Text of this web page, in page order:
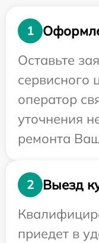
1
Оставьте
сервисного
оператор
уточнения
ремонта
2
Выезд
приедет в